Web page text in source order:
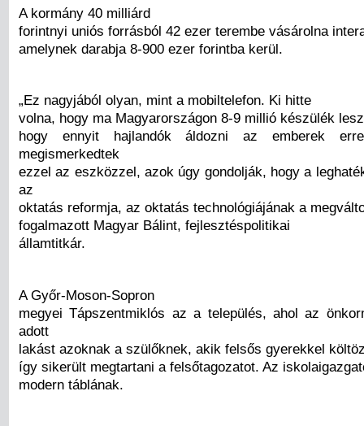
A kormány 40 milliárd
forintnyi uniós forrásból 42 ezer terembe vásárolna
amelynek darabja 8-900 ezer forintba kerül.
„Ez nagyjából olyan, mint a mobiltelefon. Ki hitte
volna, hogy ma Magyarországon 8-9 millió készülék
hogy ennyit hajlandók áldozni az emberek
megismerkedtek
ezzel az eszközzel, azok úgy gondolják, hogy a
az
oktatás reformja, az oktatás technológiájának a
fogalmazott Magyar Bálint, fejlesztéspolitikai
államtitkár.
A Győr-Moson-Sopron
megyei Tápszentmiklós az a település, ahol az
adott
lakást azoknak a szülőknek, akik felsős gyerekkel
így sikerült megtartani a felsőtagozatot. Az
modern táblának.